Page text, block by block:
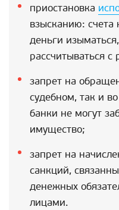
приостановка
взысканию: счета
деньги
рассчитываться с
запрет на
судебном, так и
банки не могут
имущество;
запрет на
санкций,
денежных
лицами.